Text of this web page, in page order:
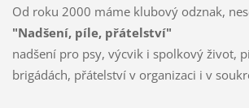
Od roku 2000 máme klubový odznak,
"Nadšení, píle, přátelství"
nadšení pro psy, výcvik i spolkový život,
brigádách, přátelství v organizaci i v